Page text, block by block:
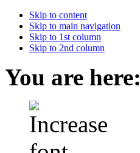
Skip to content
Skip to main navigation
Skip to 1st column
Skip to 2nd column
You are here: